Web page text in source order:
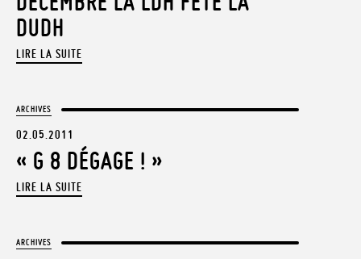
DUDH
LIRE LA SUITE
ARCHIVES
02.05.2011
« G 8 DÉGAGE ! »
LIRE LA SUITE
ARCHIVES